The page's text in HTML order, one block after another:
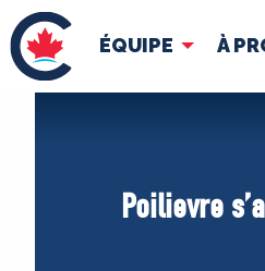
ÉQUIPE À
ÉQUIPE
Vos députés
Poilievre